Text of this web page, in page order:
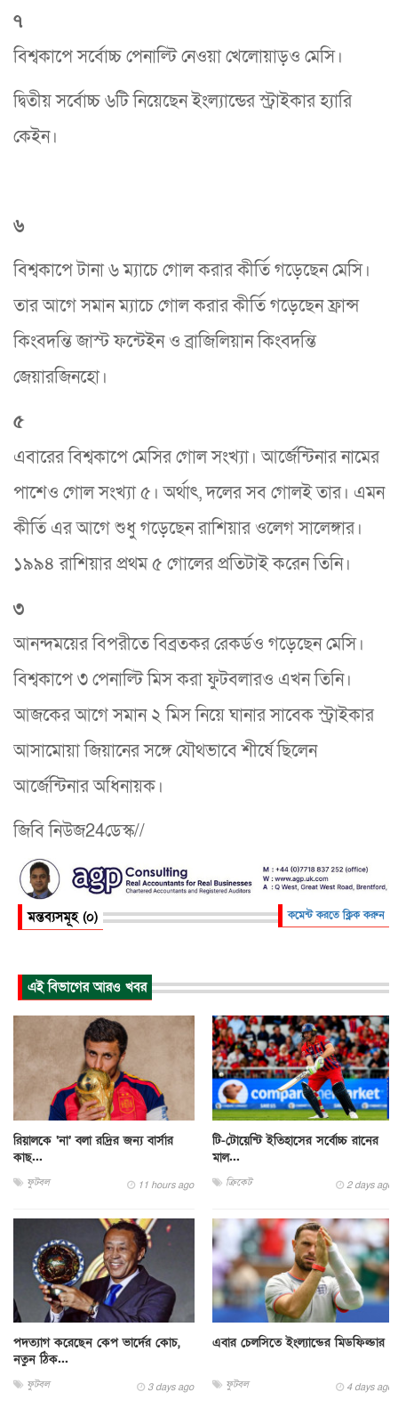
৭
বিশ্বকাপে সর্বোচ্চ পেনাল্টি নেওয়া খেলোয়াড়ও মেসি।
দ্বিতীয় সর্বোচ্চ ৬টি নিয়েছেন ইংল্যান্ডের স্ট্রাইকার হ্যারি
কেইন।
৬
বিশ্বকাপে টানা ৬ ম্যাচে গোল করার কীর্তি গড়েছেন মেসি।
তার আগে সমান ম্যাচে গোল করার কীর্তি গড়েছেন ফ্রান্স
কিংবদন্তি জাস্ট ফন্টেইন ও ব্রাজিলিয়ান কিংবদন্তি
জেয়ারজিনহো।
৫
এবারের বিশ্বকাপে মেসির গোল সংখ্যা। আর্জেন্টিনার নামের
পাশেও গোল সংখ্যা ৫। অর্থাৎ, দলের সব গোলই তার। এমন
কীর্তি এর আগে শুধু গড়েছেন রাশিয়ার ওলেগ সালেঙ্গার।
১৯৯৪ রাশিয়ার প্রথম ৫ গোলের প্রতিটাই করেন তিনি।
৩
আনন্দময়ের বিপরীতে বিব্রতকর রেকর্ডও গড়েছেন মেসি।
বিশ্বকাপে ৩ পেনাল্টি মিস করা ফুটবলারও এখন তিনি।
আজকের আগে সমান ২ মিস নিয়ে ঘানার সাবেক স্ট্রাইকার
আসামোয়া জিয়ানের সঙ্গে যৌথভাবে শীর্ষে ছিলেন
আর্জেন্টিনার অধিনায়ক।
জিবি নিউজ24ডেস্ক//
মন্তব্যসমূহ (০) কমেন্ট করতে ক্লিক করুন
এই বিভাগের আরও খবর
রিয়ালকে ‘না’ বলা রদ্রির জন্য বার্সার
কাছ...
ফুটবল 11 hours ago
টি-টোয়েন্টি ইতিহাসের সর্বোচ্চ রানের
মাল...
ক্রিকেট 2 days ago
পদত্যাগ করেছেন কেপ ভার্দের কোচ,
নতুন ঠিক...
ফুটবল 3 days ago
এবার চেলসিতে ইংল্যান্ডের মিডফিল্ডার
ফুটবল 4 days ago